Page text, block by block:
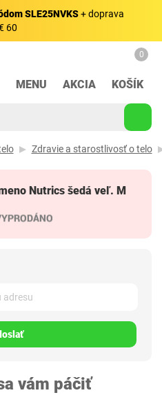
SLE25NVKS+ doprava
60
MENU AKCIA
0
KOŠÍK
Zdravie a starostlivosť o telo
Nutrics šedá veľ. M
vám páčiť